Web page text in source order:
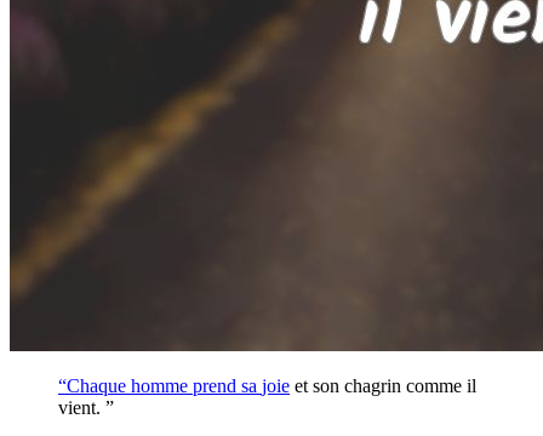
“Chaque homme prend sa joie et son chagrin comme il
vient. ”